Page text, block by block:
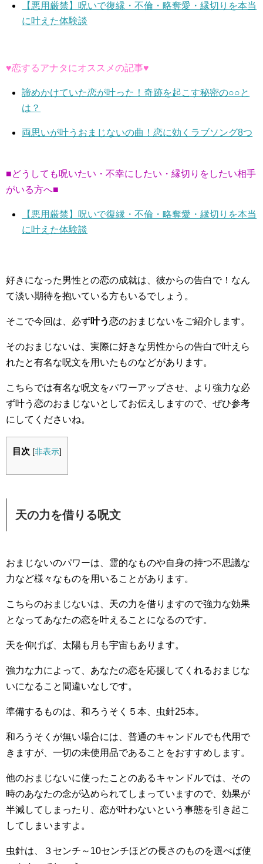
【悪用厳禁】呪いで復縁・不倫・略奪愛・縁切りを本当
に叶えた体験談
♥恋するアナタにオススメの記事♥
諦めかけていた恋が叶った！奇跡を起こす秘密の○○と
は？
両思いが叶うおまじないの曲！恋に効くラブソング8つ
■どうしても呪いたい・不幸にしたい・縁切りをしたい相手
がいる方へ■
【悪用厳禁】呪いで復縁・不倫・略奪愛・縁切りを本当
に叶えた体験談
好きになった男性との恋の成就は、彼からの告白で！なん
て淡い期待を抱いている方もいるでしょう。
そこで今回は、必ず叶う恋のおまじないをご紹介します。
そのおまじないは、実際に好きな男性からの告白で叶えら
れたと有名な呪文を用いたものなどがあります。
こちらでは有名な呪文をパワーアップさせ、より強力な必
ず叶う恋のおまじないとしてお伝えしますので、ぜひ参考
にしてくださいね。
目次 [非表示]
天の力を借りる呪文
おまじないのパワーは、霊的なものや自身の持つ不思議な
力など様々なものを用いることがあります。
こちらのおまじないは、天の力を借りますので強力な効果
となってあなたの恋を叶えることになるのです。
天を仰げば、太陽も月も宇宙もあります。
強力な力によって、あなたの恋を応援してくれるおまじな
いになること間違いなしです。
準備するものは、和ろうそく５本、虫針25本。
和ろうそくが無い場合には、普通のキャンドルでも代用で
きますが、一切の未使用品であることをおすすめします。
他のおまじないに使ったことのあるキャンドルでは、その
時のあなたの念が込められてしまっていますので、効果が
半減してしまったり、恋が叶わないという事態を引き起こ
してしまいますよ。
虫針は、３センチ～10センチほどの長さのものを選べば使